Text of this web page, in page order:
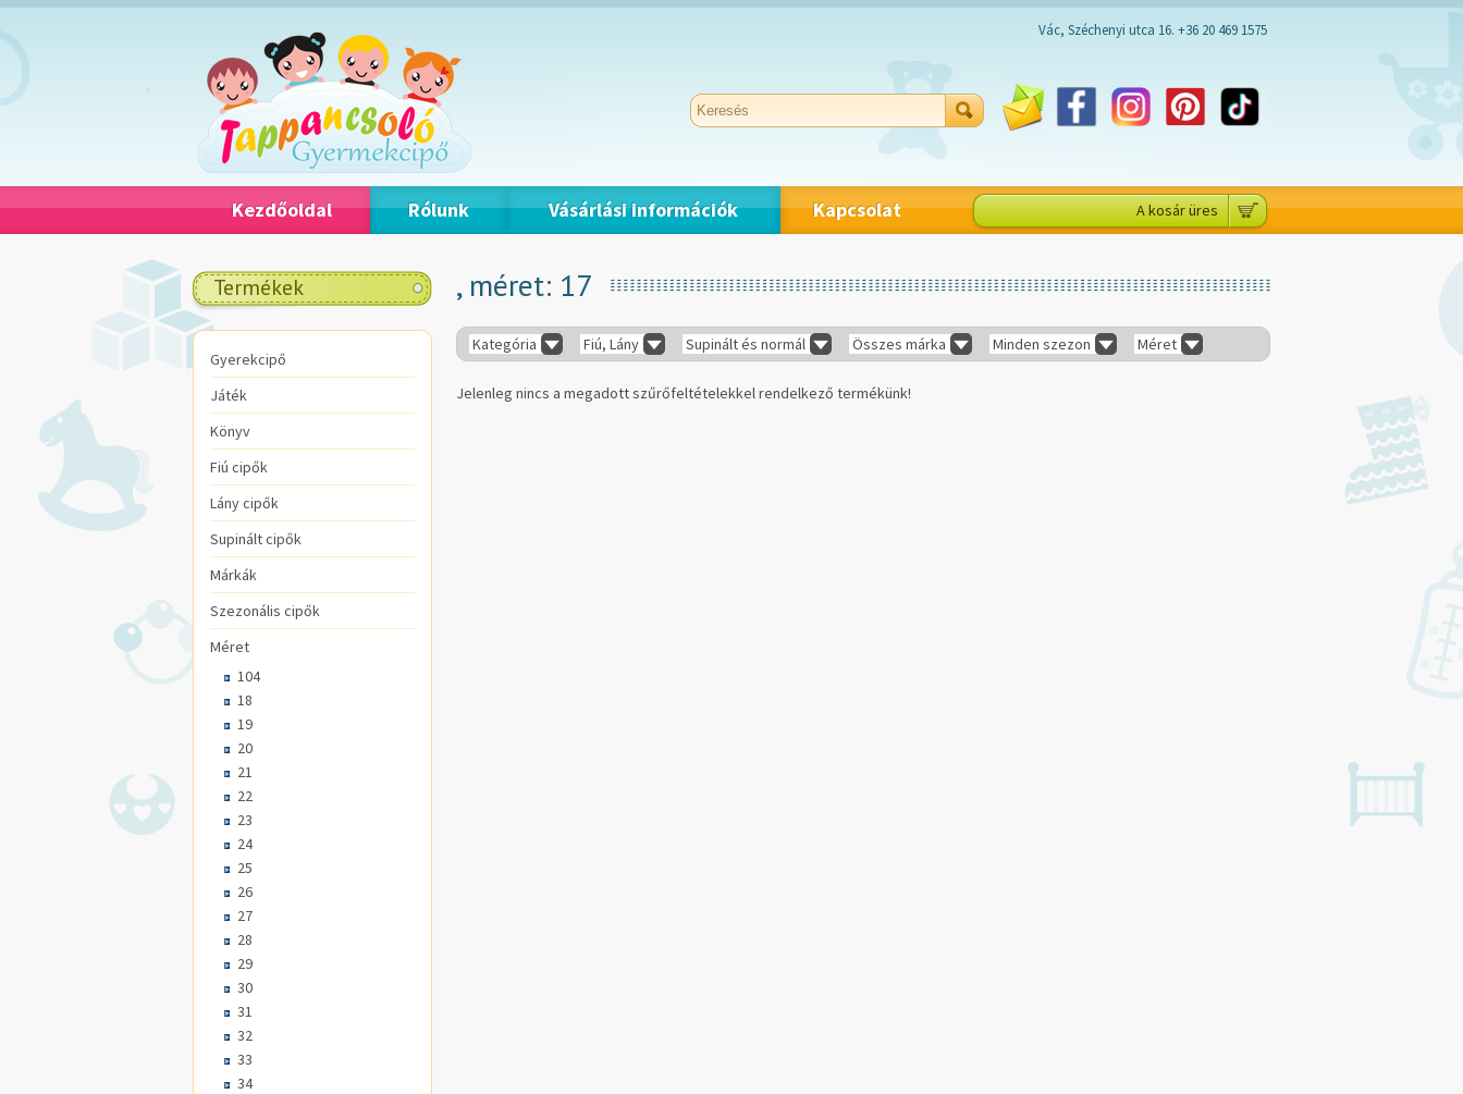
Vác, Széchenyi utca 16. +36 20 469 1575
Kezdőoldal Rólunk Vásárlási információk Kapcsolat A kosár üres
Termékek
Gyerekcipő
Játék
Könyv
Fiú cipők
Lány cipők
Supinált cipők
Márkák
Szezonális cipők
Méret
104
18
19
20
21
22
23
24
25
26
27
28
29
30
31
32
33
34
, méret: 17
Kategória Fiú, Lány Supinált és normál Összes márka Minden szezon Méret
Jelenleg nincs a megadott szűrőfeltételekkel rendelkező termékünk!